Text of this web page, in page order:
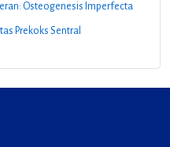
Osteogenesis Imperfecta
Prekoks Sentral